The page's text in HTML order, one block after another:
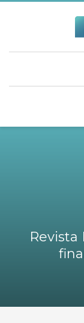
Revista